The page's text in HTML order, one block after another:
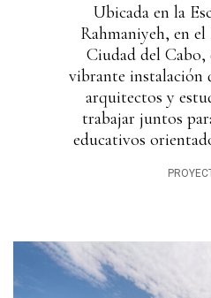
Ubicada en la
Rahmaniyeh, en
Ciudad del Cabo,
vibrante instalación
arquitectos y
trabajar juntos
educativos